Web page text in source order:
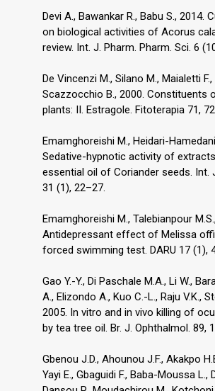
Devi A., Bawankar R., Babu S., 2014.
on biological activities of Acorus
review. Int. J. Pharm. Pharm. Sci. 6
De Vincenzi M., Silano M., Maialetti F.,
Scazzocchio B., 2000. Constituents
plants: II. Estragole. Fitoterapia 71,
Emamghoreishi M., Heidari-
Sedative-hypnotic activity of
essential oil of Coriander seeds. Int.
31 (1), 22–27.
Emamghoreishi M., Talebianpour
Antidepressant effect of Melissa
forced swimming test. DARU 17 (1),
Gao Y.-Y., Di Paschale M.A., Li W.,
A., Elizondo A., Kuo C.-L., Raju V.K.,
2005. In vitro and in vivo killing of
by tea tree oil. Br. J. Ophthalmol. 89,
Gbenou J.D., Ahounou J.F., Akakpo
Yayi E., Gbaguidi F., Baba-Moussa L.,